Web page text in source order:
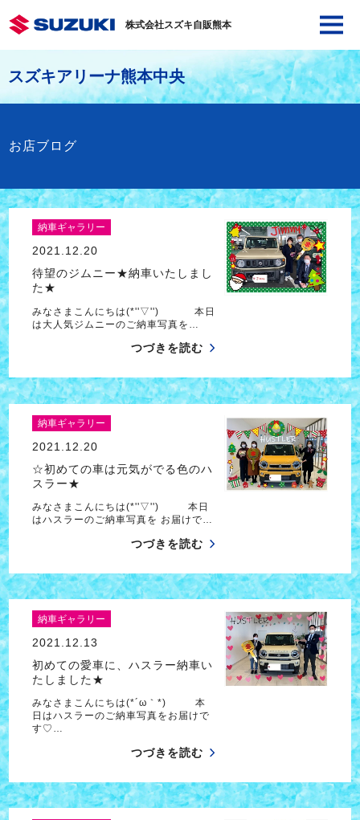
株式会社スズキ自販熊本
スズキアリーナ熊本中央
お店ブログ
納車ギャラリー
2021.12.20
待望のジムニー★納車いたしまし
た★
みなさまこんにちは(*''▽'') 本日
は大人気ジムニーのご納車写真を…
つづきを読む
納車ギャラリー
2021.12.20
☆初めての車は元気がでる色のハ
スラー★
みなさまこんにちは(*''▽'') 本日
はハスラーのご納車写真を お届けで…
つづきを読む
納車ギャラリー
2021.12.13
初めての愛車に、ハスラー納車い
たしました★
みなさまこんにちは(*´ω｀*) 本
日はハスラーのご納車写真をお届けで
す♡…
つづきを読む